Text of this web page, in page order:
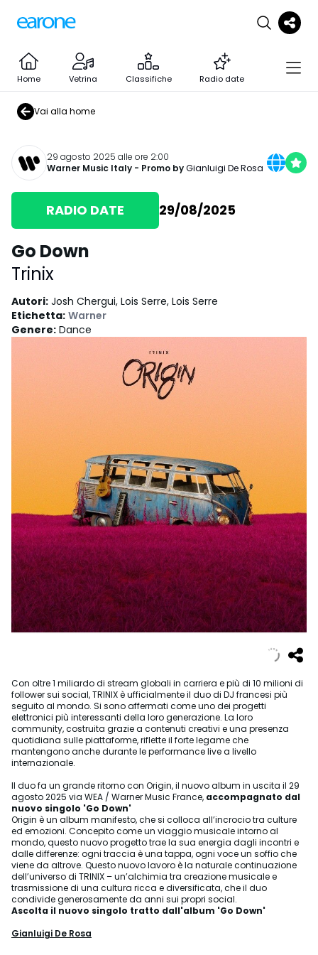
Home Vetrina Classifiche Radio date
Vai alla home
29 agosto 2025 alle ore 2:00
Warner Music Italy - Promo byGianluigi De Rosa
RADIO DATE 29/08/2025
Go Down
Trinix
Autori: Josh Chergui, Lois Serre, Lois Serre
Etichetta: Warner
Genere: Dance
Con oltre 1 miliardo di stream globali in carriera e più di 10 milioni di
follower sui social, TRINIX è ufficialmente il duo di DJ francesi più
seguito al mondo. Si sono affermati come uno dei progetti
elettronici più interessanti della loro generazione. La loro
community, costruita grazie a contenuti creativi e una presenza
quotidiana sulle piattaforme, riflette il forte legame che
mantengono anche durante le performance live a livello
internazionale.
Il duo fa un grande ritorno con Origin, il nuovo album in uscita il 29
agosto 2025 via WEA / Warner Music France, accompagnato dal
nuovo singolo 'Go Down'
Origin è un album manifesto, che si colloca all’incrocio tra culture
ed emozioni. Concepito come un viaggio musicale intorno al
mondo, questo nuovo progetto trae la sua energia dagli incontri e
dalle differenze: ogni traccia è una tappa, ogni voce un soffio che
viene da altrove. Questo nuovo lavoro è la naturale continuazione
dell’universo di TRINIX – un’alchimia tra creazione musicale e
trasmissione di una cultura ricca e diversificata, che il duo
condivide generosamente da anni sui propri social.
Ascolta il nuovo singolo tratto dall'album 'Go Down'
Gianluigi De Rosa